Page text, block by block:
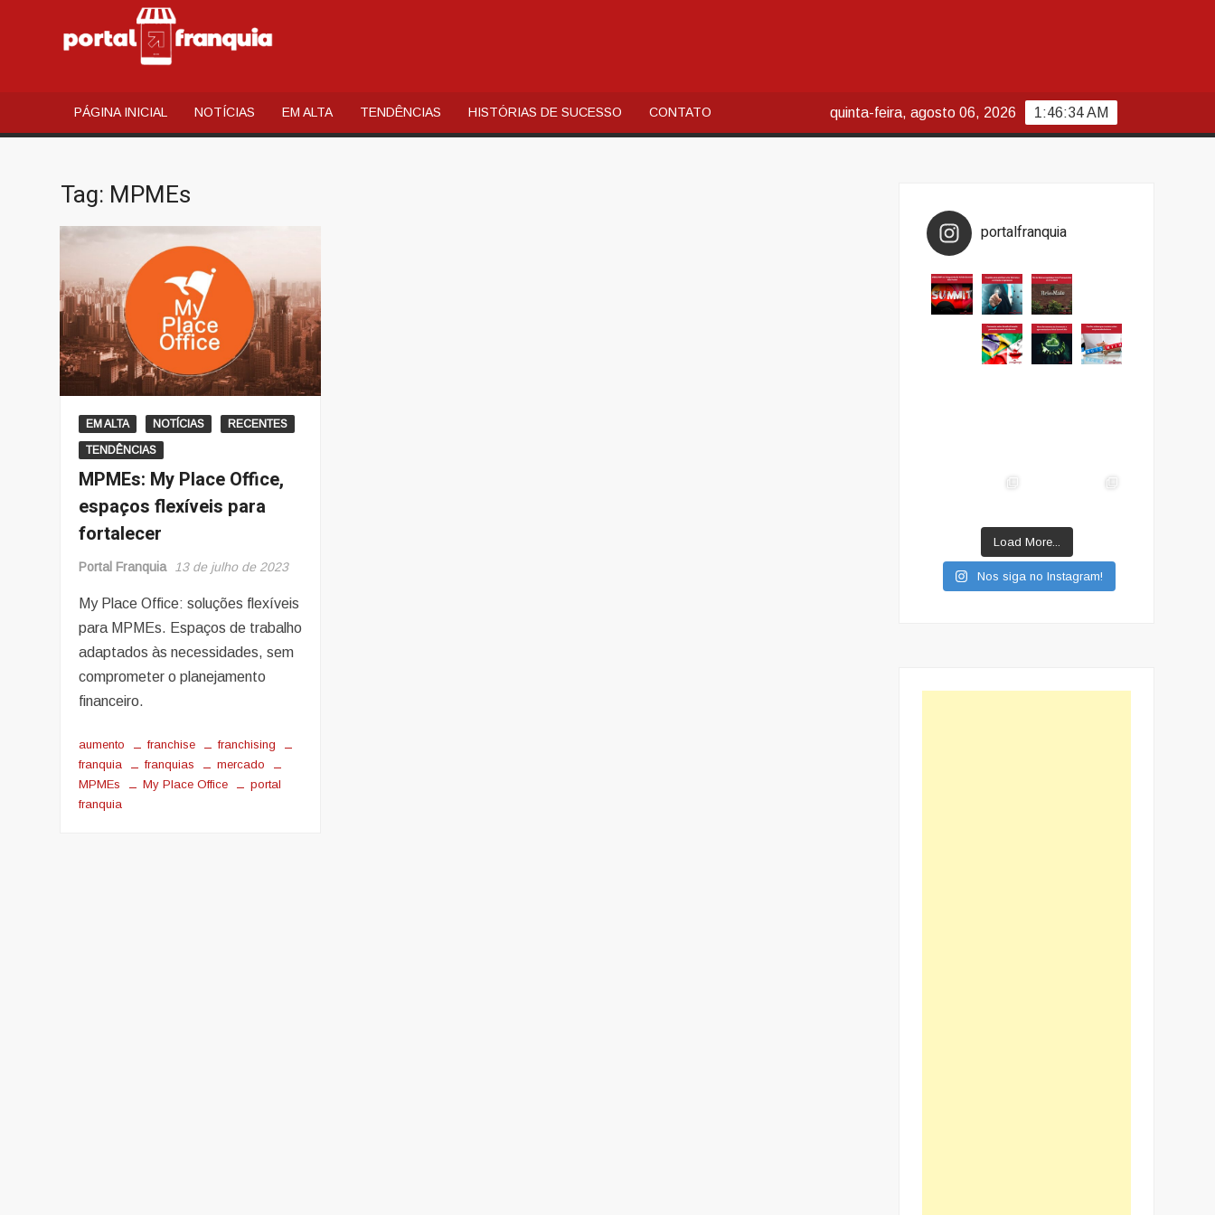
FRANQUIA
Relacionados
ao mundo do
PÁGINA INICIAL NOTÍCIAS EM ALTA TENDÊNCIAS HISTÓRIAS DE SUCESSO CONTATO 1:46:34 AM
quinta-feira, agosto 06, 2026
Tag: MPMEs
EM ALTA NOTÍCIAS RECENTES
TENDÊNCIAS
MPMEs: My Place Office,
espaços flexíveis para
fortalecer
Portal Franquia 13 de julho de 2023
My Place Office: soluções flexíveis
para MPMEs. Espaços de trabalho
adaptados às necessidades, sem
comprometer o planejamento
financeiro.
aumento franchise
franchising
franquia
franquias
mercado
MPMEs
My Place Office
portal
franquia
portalfranquia
Load More...
Nos siga no Instagram!